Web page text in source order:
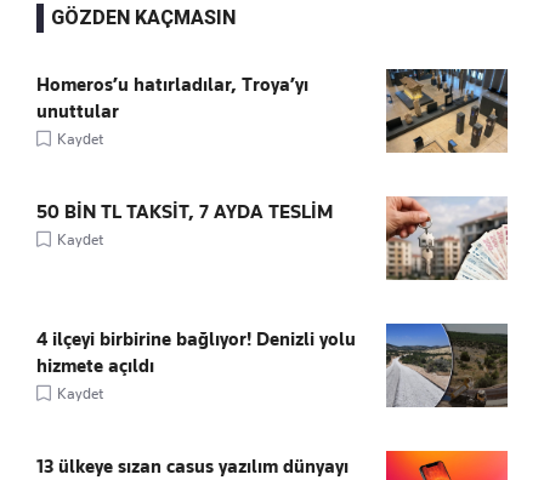
GÖZDEN KAÇMASIN
Homeros’u hatırladılar, Troya’yı
unuttular
Kaydet
50 BİN TL TAKSİT, 7 AYDA TESLİM
Kaydet
4 ilçeyi birbirine bağlıyor! Denizli yolu
hizmete açıldı
Kaydet
13 ülkeye sızan casus yazılım dünyayı